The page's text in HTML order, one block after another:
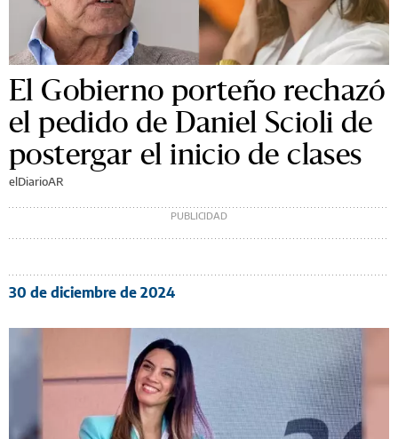
El Gobierno porteño rechazó
el pedido de Daniel Scioli de
postergar el inicio de clases
elDiarioAR
30 de diciembre de 2024